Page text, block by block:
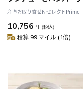
産直お取り寄せＮセレクトPrime
10,756 円 （税込）
積算 99 マイル (1倍)